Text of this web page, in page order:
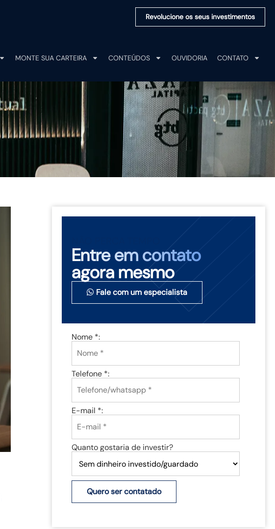
Revolucione os seus investimentos
MONTE SUA CARTEIRA CONTEÚDOS OUVIDORIA CONTATO
Entre em contato
agora mesmo
Fale com um especialista
Nome *:
Telefone *:
E-mail *:
Quanto gostaria de investir?
Quero ser contatado